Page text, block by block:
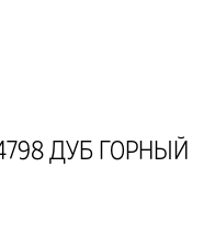
ДУБ ГОРНЫЙ